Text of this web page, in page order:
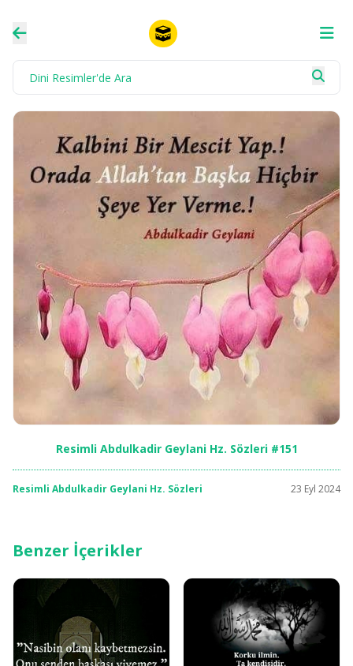
Resimli Abdulkadir Geylani Hz. Sözleri #151
Resimli Abdulkadir Geylani Hz. Sözleri 23 Eyl 2024
Benzer İçerikler